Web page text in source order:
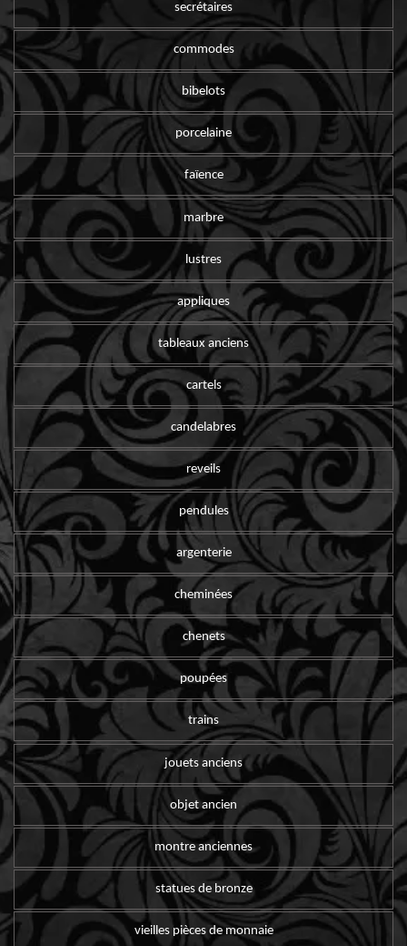
secrétaires
commodes
bibelots
porcelaine
faïence
marbre
lustres
appliques
tableaux anciens
cartels
candelabres
reveils
pendules
argenterie
cheminées
chenets
poupées
trains
jouets anciens
objet ancien
montre anciennes
statues de bronze
vieilles pièces de monnaie